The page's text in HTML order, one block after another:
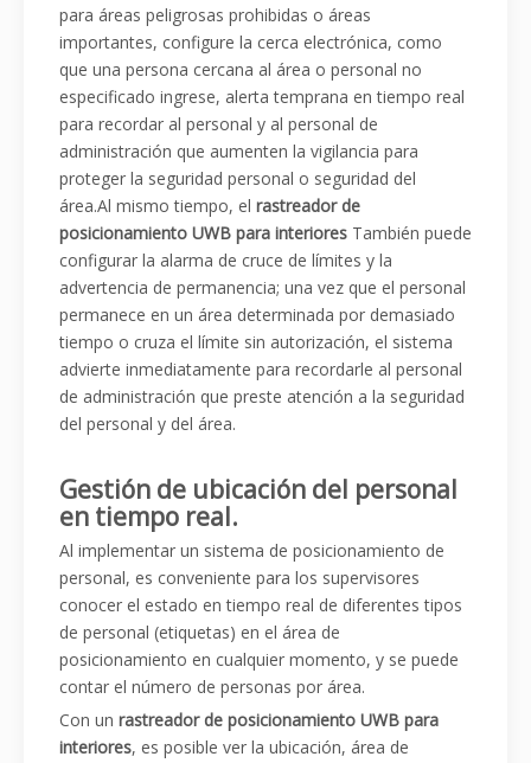
para áreas peligrosas prohibidas o áreas
importantes, configure la cerca electrónica, como
que una persona cercana al área o personal no
especificado ingrese, alerta temprana en tiempo real
para recordar al personal y al personal de
administración que aumenten la vigilancia para
proteger la seguridad personal o seguridad del
área.Al mismo tiempo, el rastreador de
posicionamiento UWB para interiores También puede
configurar la alarma de cruce de límites y la
advertencia de permanencia; una vez que el personal
permanece en un área determinada por demasiado
tiempo o cruza el límite sin autorización, el sistema
advierte inmediatamente para recordarle al personal
de administración que preste atención a la seguridad
del personal y del área.
Gestión de ubicación del personal
en tiempo real.
Al implementar un sistema de posicionamiento de
personal, es conveniente para los supervisores
conocer el estado en tiempo real de diferentes tipos
de personal (etiquetas) en el área de
posicionamiento en cualquier momento, y se puede
contar el número de personas por área.
Con un rastreador de posicionamiento UWB para
interiores, es posible ver la ubicación, área de